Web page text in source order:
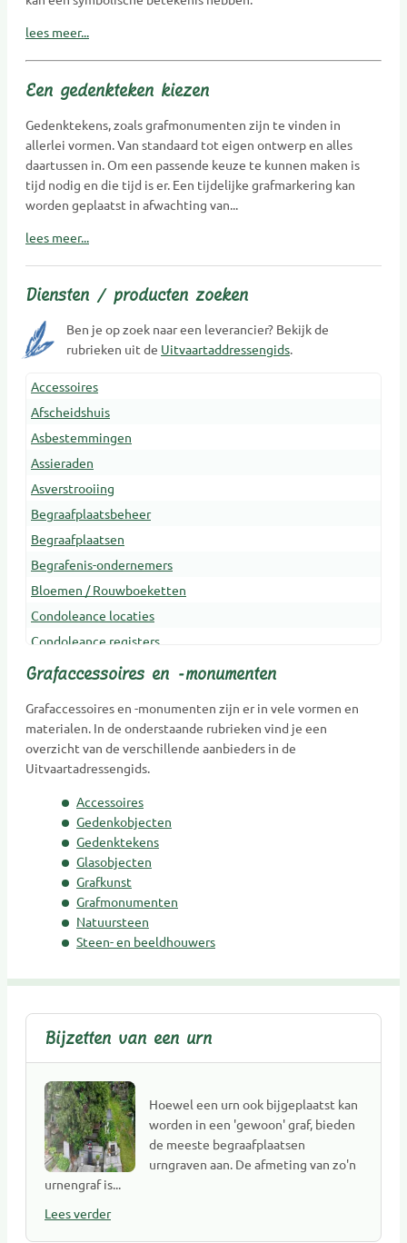
lees meer...
Een gedenkteken kiezen
Gedenktekens, zoals grafmonumenten zijn te vinden in
allerlei vormen. Van standaard tot eigen ontwerp en alles
daartussen in. Om een passende keuze te kunnen maken is
tijd nodig en die tijd is er. Een tijdelijke grafmarkering kan
worden geplaatst in afwachting van...
lees meer...
Diensten / producten zoeken
Ben je op zoek naar een leverancier? Bekijk de
rubrieken uit de Uitvaartaddressengids.
Accessoires
Afscheidshuis
Asbestemmingen
Assieraden
Asverstrooiing
Begraafplaatsbeheer
Begraafplaatsen
Begrafenis-ondernemers
Bloemen / Rouwboeketten
Condoleance locaties
Condoleance registers
Crematoria
Dragers
Erfenis en belasting
Gedenkobjecten
Gedenksieraden
Gedenktekens
Glasobjecten
Goede doelen
Grafkunst
Grafmonumenten
Kinderen Uitvaartverzorging
Mediators
Muzikanten / Uitvaartmuziek
Nabestaandenzorg
Nalatenschaps afwikkeling
Natuursteen
Grafaccessoires en -monumenten
Grafaccessoires en -monumenten zijn er in vele vormen en
materialen. In de onderstaande rubrieken vind je een
overzicht van de verschillende aanbieders in de
Uitvaartadressengids.
Accessoires
Gedenkobjecten
Gedenktekens
Glasobjecten
Grafkunst
Grafmonumenten
Natuursteen
Steen- en beeldhouwers
Bijzetten van een urn
Hoewel een urn ook bijgeplaatst kan
worden in een 'gewoon' graf, bieden
de meeste begraafplaatsen
urngraven aan. De afmeting van zo'n
urnengraf is...
Lees verder